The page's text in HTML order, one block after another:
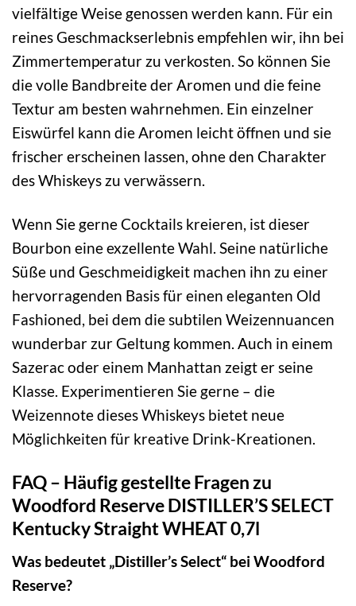
vielfältige Weise genossen werden kann. Für ein
reines Geschmackserlebnis empfehlen wir, ihn bei
Zimmertemperatur zu verkosten. So können Sie
die volle Bandbreite der Aromen und die feine
Textur am besten wahrnehmen. Ein einzelner
Eiswürfel kann die Aromen leicht öffnen und sie
frischer erscheinen lassen, ohne den Charakter
des Whiskeys zu verwässern.
Wenn Sie gerne Cocktails kreieren, ist dieser
Bourbon eine exzellente Wahl. Seine natürliche
Süße und Geschmeidigkeit machen ihn zu einer
hervorragenden Basis für einen eleganten Old
Fashioned, bei dem die subtilen Weizennuancen
wunderbar zur Geltung kommen. Auch in einem
Sazerac oder einem Manhattan zeigt er seine
Klasse. Experimentieren Sie gerne – die
Weizennote dieses Whiskeys bietet neue
Möglichkeiten für kreative Drink-Kreationen.
FAQ – Häufig gestellte Fragen zu
Woodford Reserve DISTILLER’S SELECT
Kentucky Straight WHEAT 0,7l
Was bedeutet „Distiller’s Select“ bei Woodford
Reserve?